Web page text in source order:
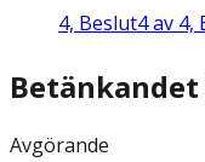
4, Beslut4 av 4,
Avgörande